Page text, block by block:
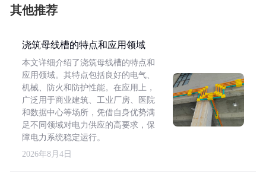
其他推荐
浇筑母线槽的特点和应用领域
本文详细介绍了浇筑母线槽的特点和
应用领域。其特点包括良好的电气、
机械、防火和防护性能。在应用上，
广泛用于商业建筑、工业厂房、医院
和数据中心等场所，凭借自身优势满
足不同领域对电力供应的高要求，保
障电力系统稳定运行。
2026年8月4日